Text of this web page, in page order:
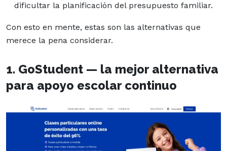
dificultar la planificación del presupuesto familiar.
Con esto en mente, estas son las alternativas que
merece la pena considerar.
1. GoStudent — la mejor alternativa
para apoyo escolar continuo